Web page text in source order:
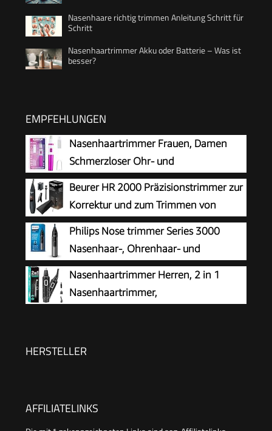
Nasenhaare richtig trimmen Anleitung Schritt für
Schritt
Nasenhaartrimmer Akku oder Batterie – Was ist
besser?
EMPFEHLUNGEN
Nasenhaartrimmer Frauen, Damen
Schmerzloser Ohr- und
Nasenhaartrimmer für Frauen,
Augenbrauen Gesicht Ohr Haarschneider
Nasenhaarschneider Professionell Wasserdicht,
Rose Lila
Beurer HR 2000 Präzisionstrimmer zur
Korrektur und zum Trimmen von
Augenbrauen, Nasen- und Ohrhaaren,
inkl. Kammaufsatz und abnehmbarem
Schneidaufsatz
Philips Nose trimmer Series 3000
Nasenhaar-, Ohrenhaar- und
Augenbrauentrimmer mit
PrecisionTrim-Technologie (Modell NT3650/16)
Nasenhaartrimmer Herren, 2 in 1
Nasenhaartrimmer,
Schmerzloser Epilierer, IPX7 Waschbarer
HERSTELLER
AFFILIATELINKS